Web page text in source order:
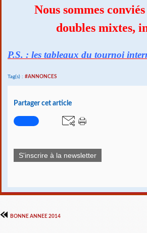
Nous sommes
doubles mixtes,
P.S. : les tableaux du tournoi
Tag(s) : #ANNONCES
Partager cet article
S'inscrire à la newsletter
BONNE ANNEE 2014